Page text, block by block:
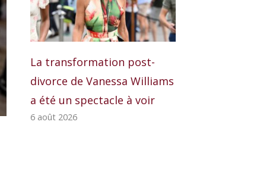
La transformation post-
divorce de Vanessa Williams
a été un spectacle à voir
6 août 2026